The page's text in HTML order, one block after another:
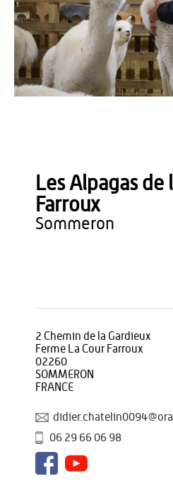
OT du Pays de Thiérache
Les Alpagas de
Farroux
sommeron
2 Chemin de la Gardieux
Ferme La Cour Farroux
02260
SOMMERON
FRANCE
06 29 66 06 98